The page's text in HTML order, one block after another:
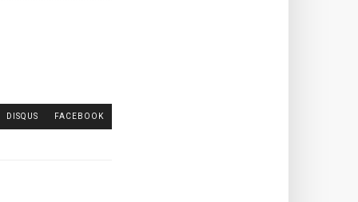
DISQUS FACEBOOK